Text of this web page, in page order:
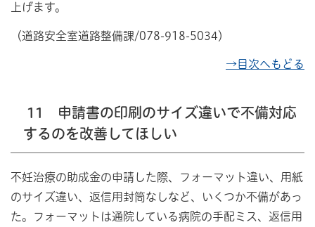
上げます。
（道路安全室道路整備課/078-918-5034）
→目次へもどる
11 申請書の印刷のサイズ違いで不備対応
するのを改善してほしい
不妊治療の助成金の申請した際、フォーマット違い、用紙
のサイズ違い、返信用封筒なしなど、いくつか不備があっ
た。フォーマットは通院している病院の手配ミス、返信用